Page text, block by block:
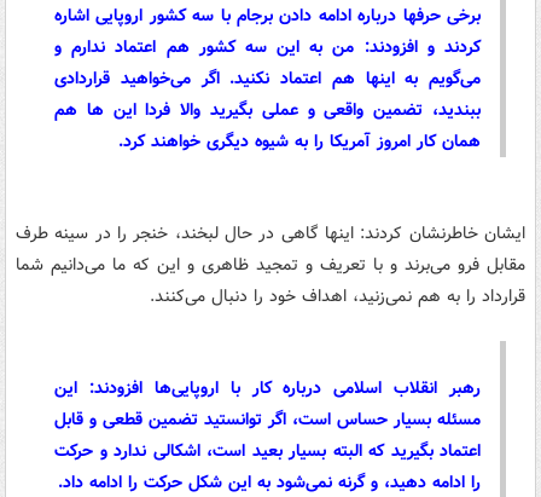
برخی حرفها درباره ادامه دادن برجام با سه کشور اروپایی اشاره
کردند و افزودند: من به این سه کشور هم اعتماد ندارم و
می‌گویم به اینها هم اعتماد نکنید. اگر می‌خواهید قراردادی
ببندید، تضمین واقعی و عملی بگیرید والا فردا این ها هم
همان کار امروز آمریکا را به شیوه دیگری خواهند کرد.
ایشان خاطرنشان کردند: اینها گاهی در حال لبخند، خنجر را در سینه طرف
مقابل فرو می‌برند و با تعریف و تمجید ظاهری و این که ما می‌دانیم شما
قرارداد را به هم نمی‌زنید، اهداف خود را دنبال می‌کنند.
رهبر انقلاب اسلامی درباره کار با اروپایی‌ها افزودند: این
مسئله بسیار حساس است، اگر توانستید تضمین قطعی و قابل
اعتماد بگیرید که البته بسیار بعید است، اشکالی ندارد و حرکت
را ادامه دهید، و گرنه نمی‌شود به این شکل حرکت را ادامه داد.